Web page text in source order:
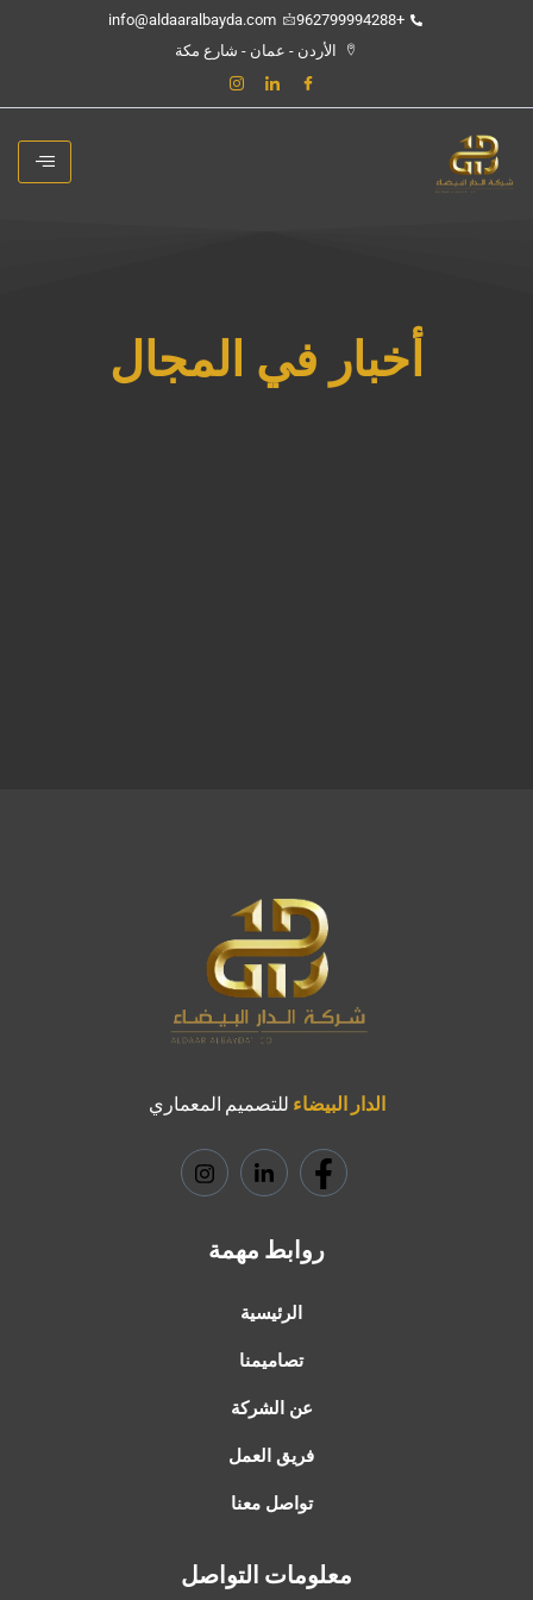
+962799994288
info@aldaaralbayda.com
الأردن - عمان - شارع مكة
أخبار في المجال
الدار البيضاء للتصميم المعماري
روابط مهمة
الرئيسية
تصاميمنا
عن الشركة
فريق العمل
تواصل معنا
معلومات التواصل